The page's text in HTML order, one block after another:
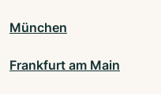
München
Frankfurt am Main